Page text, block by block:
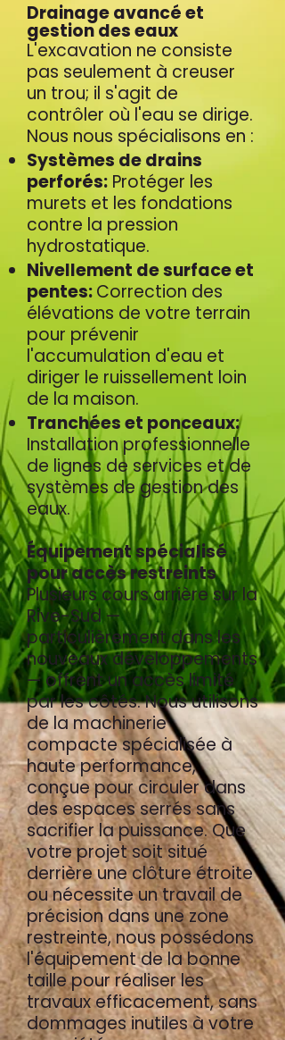
Drainage avancé et
gestion des eaux
L'excavation ne consiste
pas seulement à creuser
un trou; il s'agit de
contrôler où l'eau se dirige.
Nous nous spécialisons en :
Systèmes de drains
perforés: Protéger les
murets et les fondations
contre la pression
hydrostatique.
Nivellement de surface et
pentes:Correction des
élévations de votre terrain
pour prévenir
l'accumulation d'eau et
diriger le ruissellement loin
de la maison.
Tranchées et ponceaux:
Installation professionnelle
de lignes de services et de
systèmes de gestion des
eaux.
Équipement spécialisé
pour accès restreints
Plusieurs cours arrière sur la
Rive-Sud —
particulièrement dans les
nouveaux développements
— offrent un accès limité
par les côtés. Nous utilisons
de la machinerie
compacte spécialisée à
haute performance,
conçue pour circuler dans
des espaces serrés sans
sacrifier la puissance. Que
votre projet soit situé
derrière une clôture étroite
ou nécessite un travail de
précision dans une zone
restreinte, nous possédons
l'équipement de la bonne
taille pour réaliser les
travaux efficacement, sans
dommages inutiles à votre